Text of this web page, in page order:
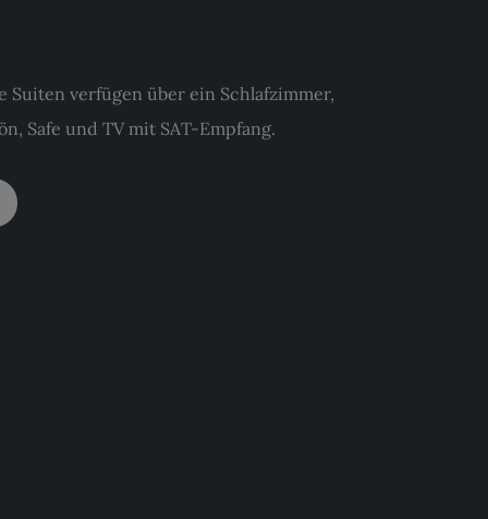
verfügen über ein Schlafzimmer,
Safe und TV mit SAT-Empfang.